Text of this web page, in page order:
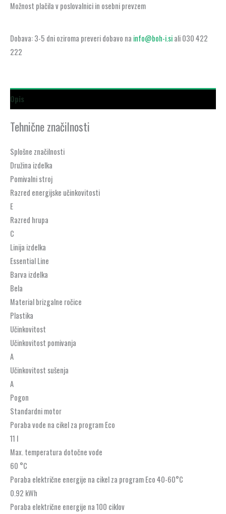
Možnost plačila v poslovalnici in osebni prevzem
Dobava: 3-5 dni oziroma preveri dobavo na info@boh-i.siali 030 422
222
Opis
Tehnične značilnosti
Splošne značilnosti
Družina izdelka
Pomivalni stroj
Razred energijske učinkovitosti
E
Razred hrupa
C
Linija izdelka
Essential Line
Barva izdelka
Bela
Material brizgalne ročice
Plastika
Učinkovitost
Učinkovitost pomivanja
A
Učinkovitost sušenja
A
Pogon
Standardni motor
Poraba vode na cikel za program Eco
11 l
Max. temperatura dotočne vode
60 °C
Poraba električne energije na cikel za program Eco 40-60°C
0.92 kWh
Poraba električne energije na 100 ciklov